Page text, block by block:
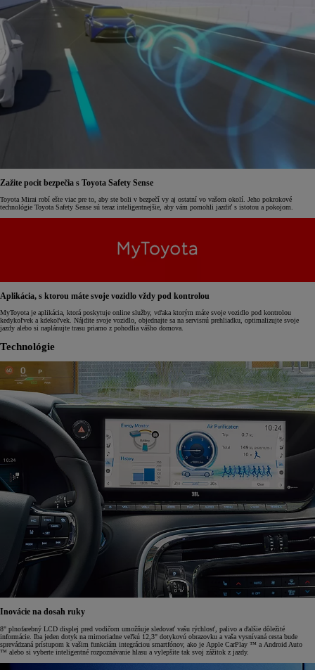
Zažite pocit bezpečia s Toyota Safety Sense
Toyota Mirai robí ešte viac pre to, aby ste boli v bezpečí vy aj ostatní vo vašom okolí. Jeho pokrokové
technológie Toyota Safety Sense sú teraz inteligentnejšie, aby vám pomohli jazdiť s istotou a pokojom.
Aplikácia, s ktorou máte svoje vozidlo vždy pod kontrolou
MyToyota je aplikácia, ktorá poskytuje online služby, vďaka ktorým máte svoje vozidlo pod kontrolou
kedykoľvek a kdekoľvek. Nájdite svoje vozidlo, objednajte sa na servisnú prehliadku, optimalizujte svoje
jazdy alebo si naplánujte trasu priamo z pohodlia vášho domova.
Technológie
Inovácie na dosah ruky
8" plnofarebný LCD displej pred vodičom umožňuje sledovať vašu rýchlosť, palivo a ďalšie dôležité
informácie. Iba jeden dotyk na mimoriadne veľkú 12,3" dotykovú obrazovku a vaša vysnívaná cesta bude
sprevádzaná prístupom k vašim funkciám integráciou smartfónov, ako je Apple CarPlay ™ a Android Auto
™ alebo si vyberte inteligentné rozpoznávanie hlasu a vylepšite tak svoj zážitok z jazdy.